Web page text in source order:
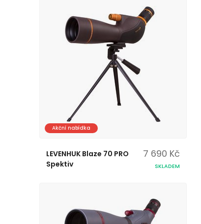
Akční nabídka
LEVENHUK Blaze 70 PRO
Spektiv
7 690 Kč
SKLADEM